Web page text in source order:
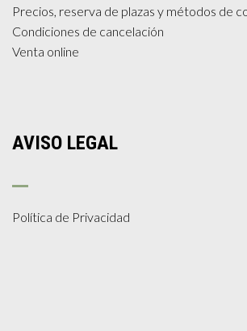
Precios, reserva de plazas y métodos de
Condiciones de cancelación
Venta online
AVISO LEGAL
Política de Privacidad